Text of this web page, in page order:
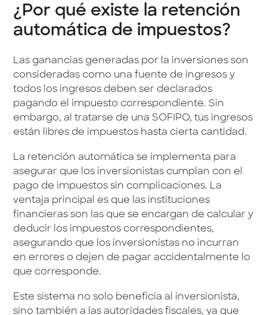
¿Por qué existe la retención
automática de impuestos?
Las ganancias generadas por la inversiones son
consideradas como una fuente de ingresos y
todos los ingresos deben ser declarados
pagando el impuesto correspondiente. Sin
embargo, al tratarse de una SOFIPO, tus ingresos
están libres de impuestos hasta cierta cantidad.
La retención automática se implementa para
asegurar que los inversionistas cumplan con el
pago de impuestos sin complicaciones. La
ventaja principal es que las instituciones
financieras son las que se encargan de calcular y
deducir los impuestos correspondientes,
asegurando que los inversionistas no incurran
en errores o dejen de pagar accidentalmente lo
que corresponde.
Este sistema no solo beneficia al inversionista,
sino también a las autoridades fiscales, ya que